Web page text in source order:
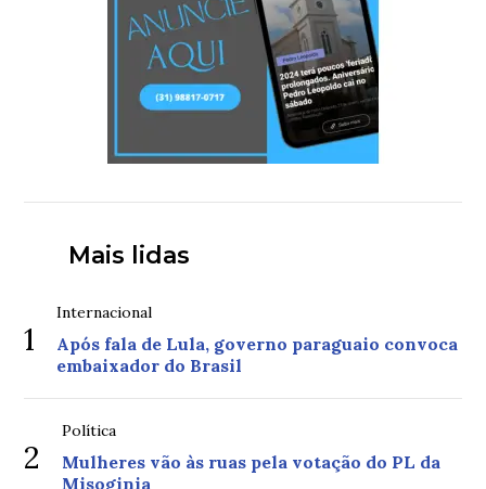
Mais lidas
1
Internacional
Após fala de Lula, governo paraguaio convoca
embaixador do Brasil
2
Política
Mulheres vão às ruas pela votação do PL da
Misoginia